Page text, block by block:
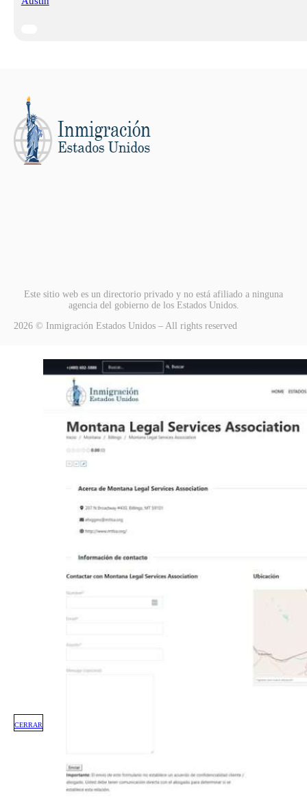
Este sitio web es un directorio privado y no está afiliado a ninguna
agencia del gobierno de los Estados Unidos.
2026 © Inmigración Estados Unidos – All rights reserved
CERRAR